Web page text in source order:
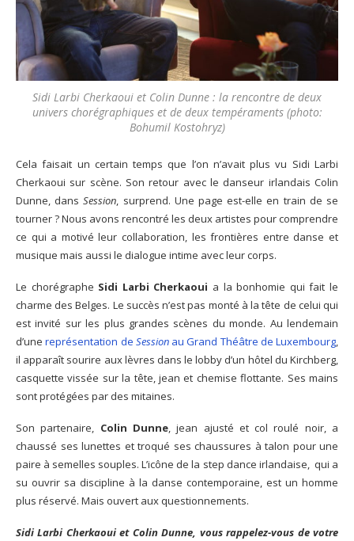
Sidi Larbi Cherkaoui et Colin Dunne : la rencontre de deux
univers chorégraphiques et de deux tempéraments (photo:
Bohumil Kostohryz)
Cela faisait un certain temps que l’on n’avait plus vu Sidi Larbi
Cherkaoui sur scène. Son retour avec le danseur irlandais Colin
Dunne, dansSession, surprend. Une page est-elle en train de se
tourner ? Nous avons rencontré les deux artistes pour comprendre
ce qui a motivé leur collaboration, les frontières entre danse et
musique mais aussi le dialogue intime avec leur corps.
Le chorégraphe Sidi Larbi Cherkaoui a la bonhomie qui fait le
charme des Belges. Le succès n’est pas monté à la tête de celui qui
est invité sur les plus grandes scènes du monde. Au lendemain
d’unereprésentation de Sessionau Grand Théâtre de Luxembourg,
il apparaît sourire aux lèvres dans le lobby d’un hôtel du Kirchberg,
casquette vissée sur la tête, jean et chemise flottante. Ses mains
sont protégées par des mitaines.
Son partenaire, Colin Dunne, jean ajusté et col roulé noir, a
chaussé ses lunettes et troqué ses chaussures à talon pour une
paire à semelles souples. L’icône de la step dance irlandaise, qui a
su ouvrir sa discipline à la danse contemporaine, est un homme
plus réservé. Mais ouvert aux questionnements.
Sidi Larbi Cherkaoui et Colin Dunne, vous rappelez-vous de votre